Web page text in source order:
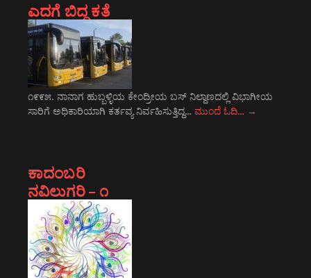
ಎದಗೆ ಬಿದ್ದ ಕತೆ
೧೯೯೫. ನಾನಾಗ ಹುಬ್ಬಳ್ಳಿಯ ಕೇಂದ್ರೀಯ ಬಸ್ ನಿಲ್ದಾಣದಲ್ಲಿ ವಿಭಾಗೀಯ
ಸಾರಿಗೆ ಅಧಿಕಾರಿಯಾಗಿ ಕರ್ತವ್ಯ ನಿರ್ವಹಿಸುತ್ತಿದ್ದ… ಮುಂದೆ ಓದಿ… →
ಕಾದಂಬರಿ
ನವಿಲುಗರಿ – ೧